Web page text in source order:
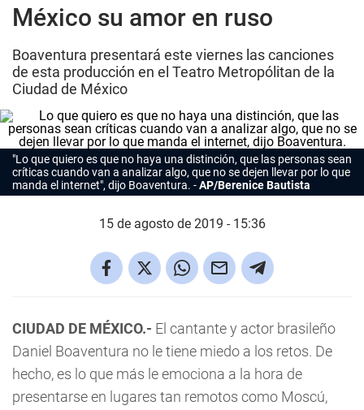
México su amor en ruso
Boaventura presentará este viernes las canciones
de esta producción en el Teatro Metropólitan de la
Ciudad de México
"Lo que quiero es que no haya una distinción, que las personas sean
críticas cuando van a analizar algo, que no se dejen llevar por lo que
manda el internet", dijo Boaventura.
AP/Berenice Bautista
15 de agosto de 2019 - 15:36
CIUDAD DE MÉXICO.- El cantante y actor brasileño
Daniel Boaventura no le tiene miedo a los retos. De
hecho, es lo que más le emociona a la hora de
presentarse en lugares tan remotos como Moscú,